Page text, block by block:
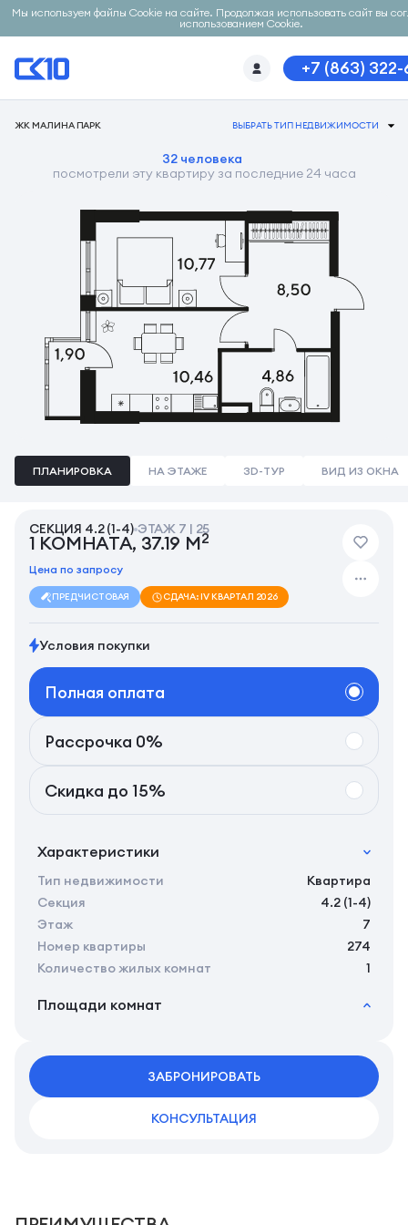
Мы используем файлы Cookie на сайте. Продолжая использовать сайт вы
использованием Cookie.
+7 (863)
ЖК МАЛИНА ПАРК ВЫБРАТЬ ТИП НЕДВИЖИМОСТИ
32 человека
посмотрели эту квартиру за последние 24 часа
ПЛАНИРОВКА НА ЭТАЖЕ 3D-ТУР ВИД ИЗ ОКНА
СЕКЦИЯ 4.2 (1-4) ЭТАЖ 7 | 25
1 КОМНАТА, 37.19 М2
Цена по запросу
ПРЕДЧИСТОВАЯ СДАЧА: IV КВАРТАЛ 2026
Условия покупки
Полная оплата
Рассрочка 0%
Скидка до 15%
Характеристики
Тип недвижимости
Квартира
Секция
4.2 (1-4)
Этаж
7
Номер квартиры
274
Количество жилых комнат
1
Площади комнат
Жилая площадь 35.29 м
ЗАБРОНИРОВАТЬ
КОНСУЛЬТАЦИЯ